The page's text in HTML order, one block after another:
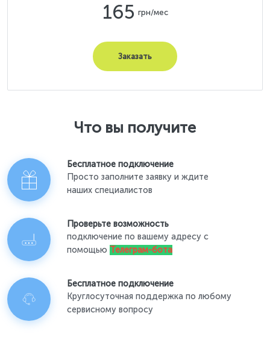
165 грн/мес
Заказать
Что вы получите
Бесплатное подключение
Просто заполните заявку и ждите
наших специалистов
Проверьте возможность
подключение по вашему адресу с
помощью Телеграм-бота
Бесплатное подключение
Круглосуточная поддержка по любому
сервисному вопросу